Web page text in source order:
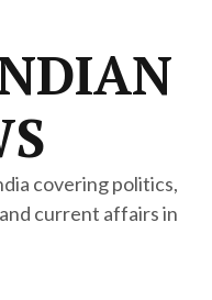
covering politics,
current affairs in